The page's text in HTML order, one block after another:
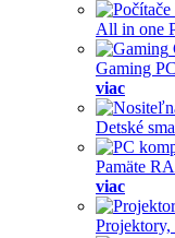
All in one
Gaming
viac
Detské
Pamäte
viac
Projektory,